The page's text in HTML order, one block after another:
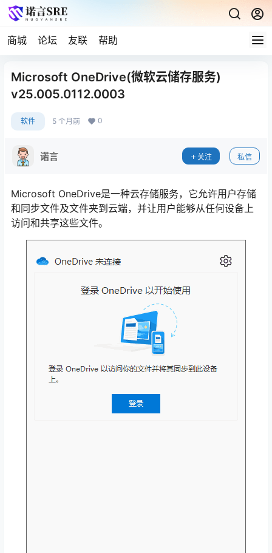
商城 论坛 友联 帮助
Microsoft OneDrive(微软云储存服务)
v25.005.0112.0003
软件 5 个月前 0
诺言 关注 私信
Microsoft OneDrive是一种云存储服务，它允许用户存储
和同步文件及文件夹到云端，并让用户能够从任何设备上
访问和共享这些文件。